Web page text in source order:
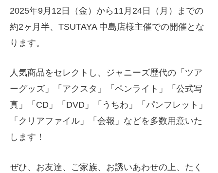
2025年9月12日（金）から11月24日（月）までの
約2ヶ月半、TSUTAYA 中島店様主催での開催とな
ります。
人気商品をセレクトし、ジャニーズ歴代の「ツア
ーグッズ」「アクスタ」「ペンライト」「公式写
真」「CD」「DVD」「うちわ」「パンフレット」
「クリアファイル」「会報」などを多数用意いた
します！
ぜひ、お友達、ご家族、お誘いあわせの上、たく